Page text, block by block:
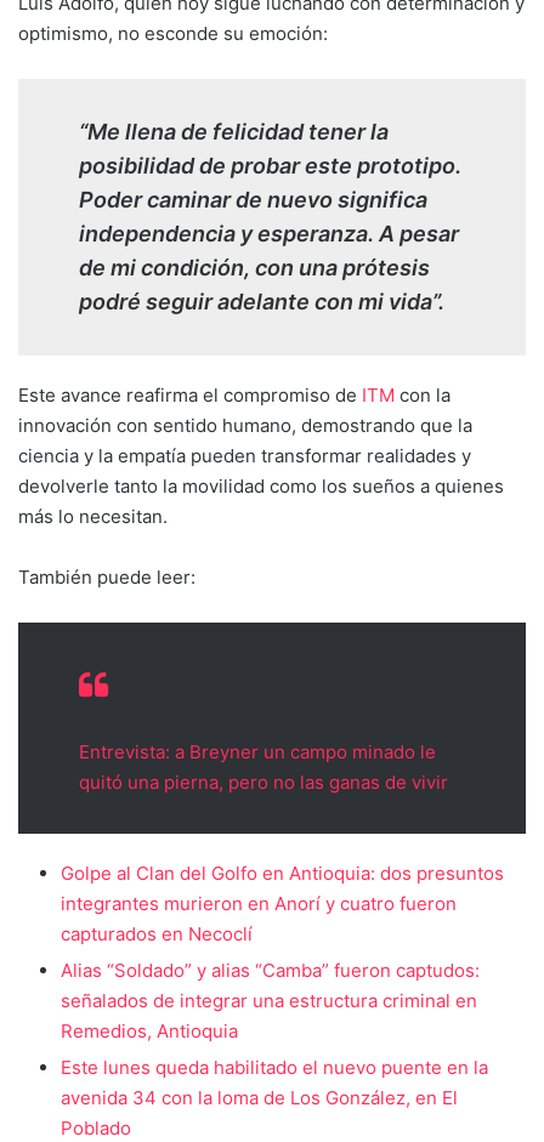
optimismo, no esconde su emoción:
“Me llena de felicidad tener la
posibilidad de probar este prototipo.
Poder caminar de nuevo significa
independencia y esperanza. A pesar
de mi condición, con una prótesis
podré seguir adelante con mi vida”.
Este avance reafirma el compromiso de ITM con la
innovación con sentido humano, demostrando que la
ciencia y la empatía pueden transformar realidades y
devolverle tanto la movilidad como los sueños a quienes
más lo necesitan.
También puede leer:
Entrevista: a Breyner un campo minado le
quitó una pierna, pero no las ganas de vivir
Golpe al Clan del Golfo en Antioquia: dos presuntos
integrantes murieron en Anorí y cuatro fueron
capturados en Necoclí
Alias “Soldado” y alias “Camba” fueron captudos:
señalados de integrar una estructura criminal en
Remedios, Antioquia
Este lunes queda habilitado el nuevo puente en la
avenida 34 con la loma de Los González, en El
Poblado